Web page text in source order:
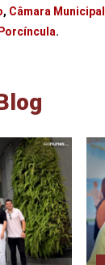
, Câmara Municipal
.